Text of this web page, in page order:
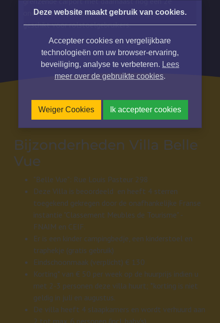
onoverdekte parkeerplaats.De woning is niet
geschikt voor rolstoelgebruikers.
Bijzonderheden Villa Belle
Vue
"Belle Vue": Rue Louis Pasteur 298
Deze Villa is beoordeeld en heeft 4 sterren
toegekend gekregen door de onafhankelijke Franse
instantie "Classement Meubles de Tourisme" -
FNAIM en CEIF.
Er is een kinder campingbedje, een kinderstoel en
traphekje (gratis gebruik)
Eindschoonmaak (verplicht) € 130
Korting* van € 50 per week op de huurprijs indien u
met 2-3 personen deze villa huurt; *korting is niet
geldig in juli en augustus.
De villa heeft 4 slaapkamers en wordt verhuurd aan
2 tot max. 6 personen (incl. baby's).
Deze website maakt gebruik van cookies.
Accepteer cookies en vergelijkbare
technologieën om uw browser-ervaring,
beveiliging, analyse te verbeteren. Lees
meer over de gebruikte cookies.
Weiger Cookies Ik accepteer cookies